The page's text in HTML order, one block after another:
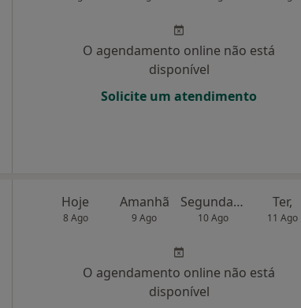
O agendamento online não está
disponível
Solicite um atendimento
Hoje
8 Ago
Amanhã
9 Ago
Segunda-feira
10 Ago
Ter,
11 Ago
O agendamento online não está
disponível